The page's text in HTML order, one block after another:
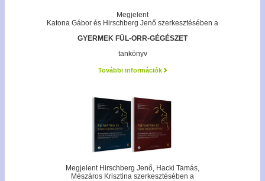
Megjelent
Katona Gábor és Hirschberg Jenő szerkesztésében a
GYERMEK FÜL-ORR-GÉGÉSZET
tankönyv
További információk
Megjelent Hirschberg Jenő, Hacki Tamás,
Mészáros Krisztina szerkesztésében a